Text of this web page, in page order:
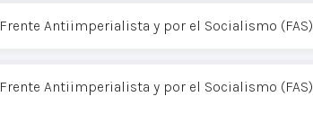
Frente Antiimperialista y por el Socialismo (FAS)
Frente Antiimperialista y por el Socialismo (FAS)